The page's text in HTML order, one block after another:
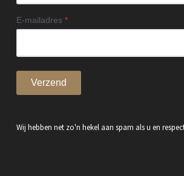
E-mailadres*
Verzend
Wij hebben net zo'n hekel aan spam als u en